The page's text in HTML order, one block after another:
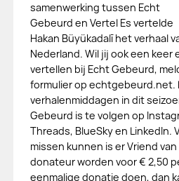
samenwerking tussen Echt
Gebeurd en Vertel Es vertelde
Hakan Büyükadalī het verhaal
Nederland. Wil jij ook een keer
vertellen bij Echt Gebeurd,
formulier op echtgebeurd.net.
verhalenmiddagen in dit
Gebeurd is te volgen op
Threads, BlueSky en LinkedIn.
missen kunnen is er Vriend van
donateur worden voor € 2,50
eenmalige donatie doen, dan